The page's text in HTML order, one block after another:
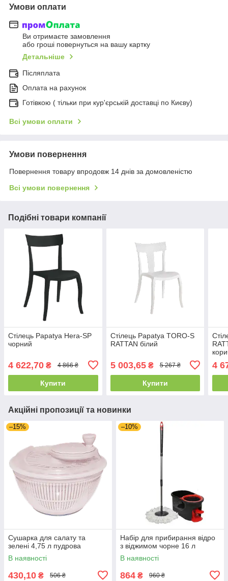
Умови оплати
Ви отримаєте замовлення
або гроші повернуться на вашу картку
Детальніше
Післяплата
Оплата на рахунок
Готівкою ( тільки при кур'єрській доставці по Києву)
Всі умови оплати
Умови повернення
Повернення товару впродовж 14 днів за домовленістю
Всі умови повернення
Подібні товари компанії
Стілець Papatya Hera-SP
чорний
4 622,70 ₴ 4 866 ₴
Купити
Стілець Papatya TORO-S
RATTAN білий
5 003,65₴ 5 267 ₴
Купити
4
Акційні пропозиції та новинки
–15%
Сушарка для салату та
зелені 4,75 л пудрова
В наявності
430,10 ₴ 506 ₴
–10%
Набір для прибирання відро
з віджимом чорне 16 л
В наявності
864 ₴ 960 ₴